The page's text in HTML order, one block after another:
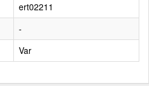
ert02211
-
Var